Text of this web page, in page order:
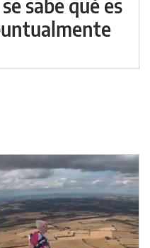
sabe qué es